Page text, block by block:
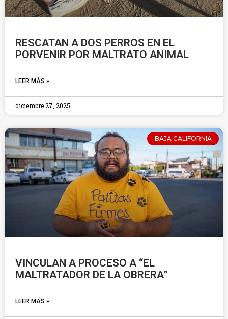
RESCATAN A DOS PERROS EN EL
PORVENIR POR MALTRATO ANIMAL
LEER MÁS »
diciembre 27, 2025
BAJA CALIFORNIA
VINCULAN A PROCESO A “EL
MALTRATADOR DE LA OBRERA”
LEER MÁS »